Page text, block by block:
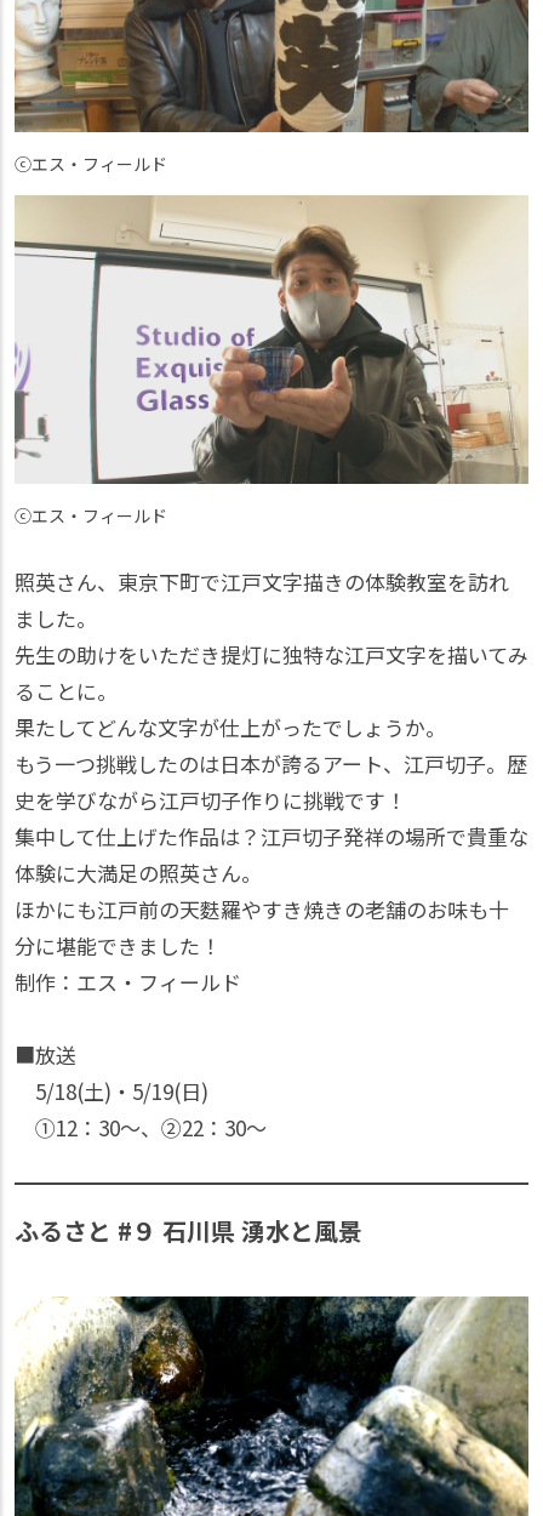
ⓒエス・フィールド
ⓒエス・フィールド
照英さん、東京下町で江戸文字描きの体験教室を訪れ
ました。
先生の助けをいただき提灯に独特な江戸文字を描いてみ
ることに。
果たしてどんな文字が仕上がったでしょうか。
もう一つ挑戦したのは日本が誇るアート、江戸切子。歴
史を学びながら江戸切子作りに挑戦です！
集中して仕上げた作品は？江戸切子発祥の場所で貴重な
体験に大満足の照英さん。
ほかにも江戸前の天麩羅やすき焼きの老舗のお味も十
分に堪能できました！
制作：エス・フィールド
■放送
5/18(土)・5/19(日)
①12：30〜、②22：30〜
ふるさと #９ 石川県 湧水と風景